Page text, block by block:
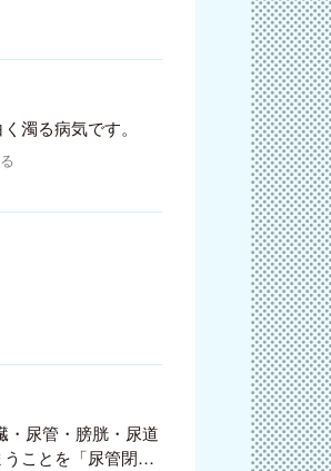
濁る病気です。
・尿管・膀胱・尿道
ことを「尿管閉